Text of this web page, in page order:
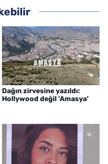
Dağın zirvesine yazıldı:
Hollywood değil ‘Amasya’